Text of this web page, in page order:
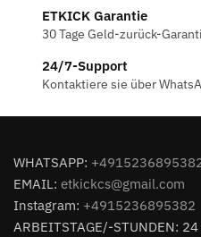
ETKICK Garantie
30 Tage Geld-zurück-
24/7-Support
Kontaktiere sie über
WHATSAPP:
EMAIL: etkickcs@gmail.com
Instagram: +4915236895382
ARBEITSTAGE/-STUNDEN: